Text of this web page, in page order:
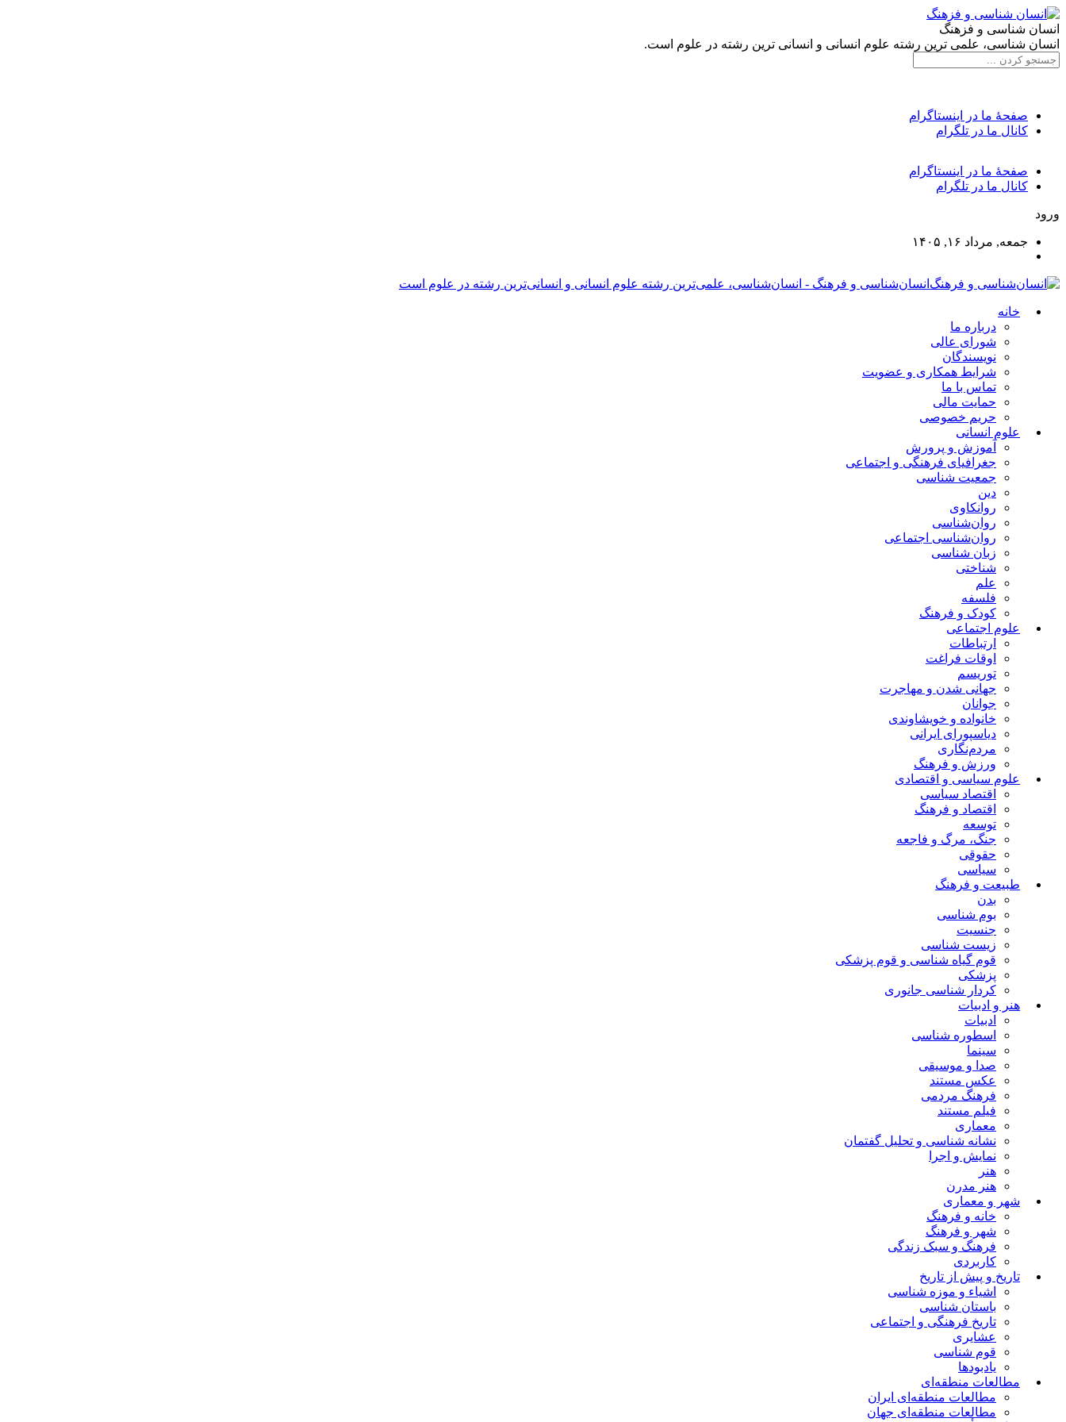
انسان شناسی و فزهنگ
انسان شناسی، علمی ترین رشته علوم انسانی و انسانی ترین رشته در علوم است.
صفحۀ ما در اینستاگرام
کانال ما در تلگرام
صفحۀ ما در اینستاگرام
کانال ما در تلگرام
ورود
جمعه, مرداد ۱۶, ۱۴۰۵
انسان‌شناسی و فرهنگ - انسان‌شناسی، علمی‌ترین رشته علوم انسانی و انسانی‌ترین رشته در علوم است
خانه
درباره ما
شورای عالی
نویسندگان
شرایط همکاری و عضویت
تماس با ما
حمایت مالی
حریم خصوصی
علوم انسانی
آموزش و پرورش
جغرافیای فرهنگی و اجتماعی
جمعیت شناسی
دین
روانکاوی
روان‌شناسی
روان‌شناسی اجتماعی
زبان شناسی
شناختی
علم
فلسفه
کودک و فرهنگ
علوم اجتماعی
ارتباطات
اوقات فراغت
توریسم
جهانی شدن و مهاجرت
جوانان
خانواده و خویشاوندی
دیاسپورای ایرانی
مردم‌نگاری
ورزش و فرهنگ
علوم سیاسی و اقتصادی
اقتصاد سیاسی
اقتصاد و فرهنگ
توسعه
جنگ، مرگ و فاجعه
حقوقی
سیاسی
طبیعت و فرهنگ
بدن
بوم شناسی
جنسیت
زیست شناسی
قوم گیاه شناسی و قوم پزشکی
پزشکی
کردار شناسی جانوری
هنر و ادبیات
ادبیات
اسطوره شناسی
سینما
صدا و موسیقی
عکس مستند
فرهنگ مردمی
فیلم مستند
معماری
نشانه شناسی و تحلیل گفتمان
نمایش و اجرا
هنر
هنر مدرن
شهر و معماری
خانه و فرهنگ
شهر و فرهنگ
فرهنگ و سبک زندگی
کاربردی
تاریخ و پیش از تاریخ
اشیاء و موزه شناسی
باستان شناسی
تاریخ فرهنگی و اجتماعی
عشایری
قوم شناسی
یادبودها
مطالعات منطقه‌ای
مطالعات منطقه‌ای ایران
مطالعات منطقه‌ای جهان